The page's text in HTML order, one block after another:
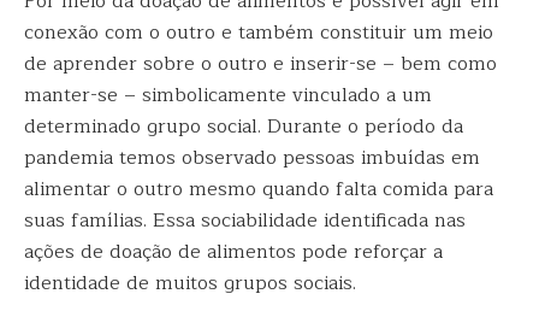
conexão com o outro e também constituir um meio
de aprender sobre o outro e inserir-se – bem como
manter-se – simbolicamente vinculado a um
determinado grupo social. Durante o período da
pandemia temos observado pessoas imbuídas em
alimentar o outro mesmo quando falta comida para
suas famílias. Essa sociabilidade identificada nas
ações de doação de alimentos pode reforçar a
identidade de muitos grupos sociais.